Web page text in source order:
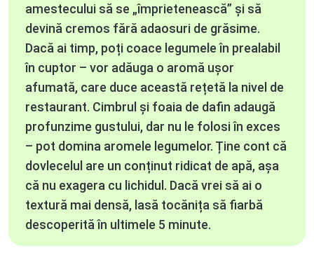
amestecului să se „împrietenească” și să
devină cremos fără adaosuri de grăsime.
Dacă ai timp, poți coace legumele în prealabil
în cuptor – vor adăuga o aromă ușor
afumată, care duce această rețetă la nivel de
restaurant. Cimbrul și foaia de dafin adaugă
profunzime gustului, dar nu le folosi în exces
– pot domina aromele legumelor. Ține cont că
dovlecelul are un conținut ridicat de apă, așa
că nu exagera cu lichidul. Dacă vrei să ai o
textură mai densă, lasă tocănița să fiarbă
descoperită în ultimele 5 minute.